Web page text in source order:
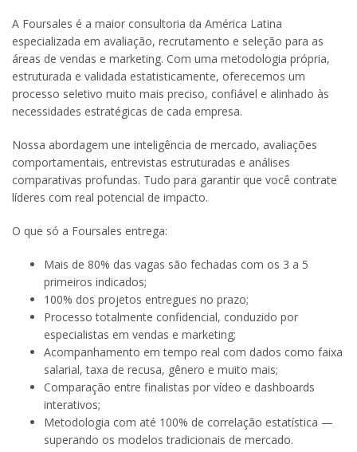
A Foursales é a maior consultoria da América Latina
especializada em avaliação, recrutamento e seleção para as
áreas de vendas e marketing. Com uma metodologia própria,
estruturada e validada estatisticamente, oferecemos um
processo seletivo muito mais preciso, confiável e alinhado às
necessidades estratégicas de cada empresa.
Nossa abordagem une inteligência de mercado, avaliações
comportamentais, entrevistas estruturadas e análises
comparativas profundas. Tudo para garantir que você contrate
líderes com real potencial de impacto.
O que só a Foursales entrega:
Mais de 80% das vagas são fechadas com os 3 a 5
primeiros indicados;
100% dos projetos entregues no prazo;
Processo totalmente confidencial, conduzido por
especialistas em vendas e marketing;
Acompanhamento em tempo real com dados como faixa
salarial, taxa de recusa, gênero e muito mais;
Comparação entre finalistas por vídeo e dashboards
interativos;
Metodologia com até 100% de correlação estatística —
superando os modelos tradicionais de mercado.